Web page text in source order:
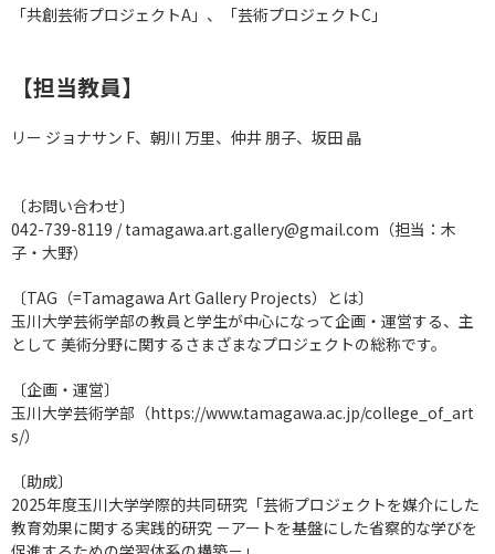
「共創芸術プロジェクトA」、「芸術プロジェクトC」
【担当教員】
リー ジョナサン F、朝川 万里、仲井 朋子、坂田 晶
〔お問い合わせ〕
042-739-8119 /tamagawa.art.gallery@gmail.com （担当：木
子・大野）
〔TAG（=Tamagawa Art Gallery Projects）とは〕
玉川大学芸術学部の教員と学生が中心になって企画・運営する、主
として 美術分野に関するさまざまなプロジェクトの総称です。
〔企画・運営〕
玉川大学芸術学部（https://www.tamagawa.ac.jp/college_of_art
s/）
〔助成〕
2025年度玉川大学学際的共同研究「芸術プロジェクトを媒介にした
教育効果に関する実践的研究 －アートを基盤にした省察的な学びを